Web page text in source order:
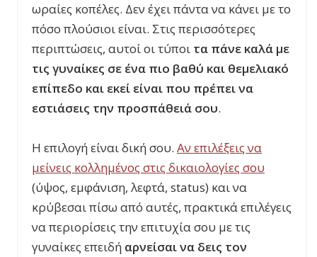
ωραίες κοπέλες. Δεν έχει πάντα να κάνει με το
πόσο πλούσιοι είναι. Στις περισσότερες
περιπτώσεις, αυτοί οι τύποι τα πάνε καλά με
τις γυναίκες σε ένα πιο βαθύ και θεμελιακό
επίπεδο και εκεί είναι που πρέπει να
εστιάσεις την προσπάθειά σου.
Η επιλογή είναι δική σου. Αν επιλέξεις να
μείνεις κολλημένος στις δικαιολογίες σου
(ύψος, εμφάνιση, λεφτά, status) και να
κρύβεσαι πίσω από αυτές, πρακτικά επιλέγεις
να περιορίσεις την επιτυχία σου με τις
γυναίκες επειδή αρνείσαι να δεις τον